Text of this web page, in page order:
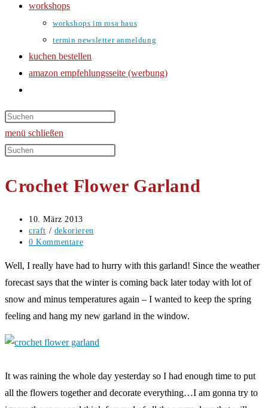
workshops
workshops im rosa haus
termin newsletter anmeldung
kuchen bestellen
amazon empfehlungsseite (werbung)
umschalten
menü schließen
Diese
durchsuchen
Crochet Flower Garland
Beitrag
veröffentlicht:
10. März 2013
Beitrags-
Kategorie:
craft / dekorieren
Beitrags-
0 Kommentare
Well, I really have had to hurry with this garland! Since the weather
forecast says that the winter is coming back later today with lot of
snow and minus temperatures again – I wanted to keep the spring
feeling and hang my new garland in the window.
It was raining the whole day yesterday so I had enough time to put
all the flowers together and decorate everything…I am gonna try to